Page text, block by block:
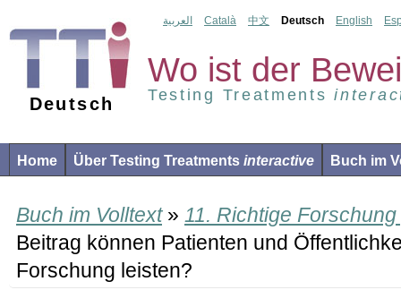
Deutsch
Wo ist der
Testing Treatments
العربية Català 中文 Deutsch English
Home Über Testing Treatments interactive Buch im
Buch im Volltext» 11. Richtige
Beitrag können Patienten und
Forschung leisten?